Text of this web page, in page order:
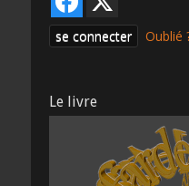
Oublié
Le livre